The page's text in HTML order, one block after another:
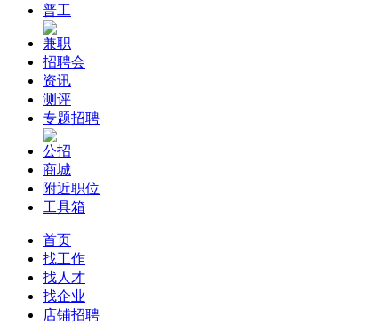
普工
兼职
招聘会
资讯
测评
专题招聘
公招
商城
附近职位
工具箱
首页
找工作
找人才
找企业
店铺招聘